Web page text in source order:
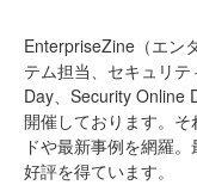
EnterpriseZine（エン
テム担当、セキュリ
Day、Security Online
開催しております。
ドや最新事例を網羅
好評を得ています。